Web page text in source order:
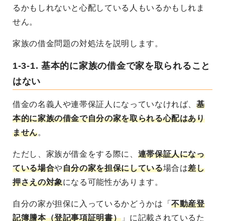
るかもしれないと心配している人もいるかもしれま
せん。
家族の借金問題の対処法を説明します。
1-3-1. 基本的に家族の借金で家を取られること
はない
借金の名義人や連帯保証人になっていなければ、基
本的に家族の借金で自分の家を取られる心配はあり
ません。
ただし、家族が借金をする際に、 連帯保証人になっ
ている場合や自分の家を担保にしている場合は差し
押さえの対象になる可能性があります。
自分の家が担保に入っているかどうかは「不動産登
記簿謄本（登記事項証明書） 」に記載されているた